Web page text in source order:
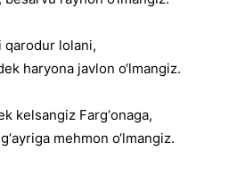
qarodur lolani,
haryona javlon o‘lmangiz.
kelsangiz Farg‘onaga,
mehmon o‘lmangiz.